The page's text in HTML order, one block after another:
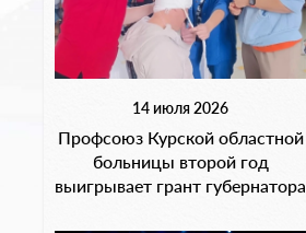
14 июля 2026
Профсоюз Курской областной
больницы второй год
выигрывает грант губернатора